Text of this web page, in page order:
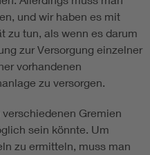
und wir haben es mit
zu tun, als wenn es darum
zur Versorgung einzelner
vorhandenen
zu versorgen.
Gremien
sein könnte. Um
zu ermitteln, muss man